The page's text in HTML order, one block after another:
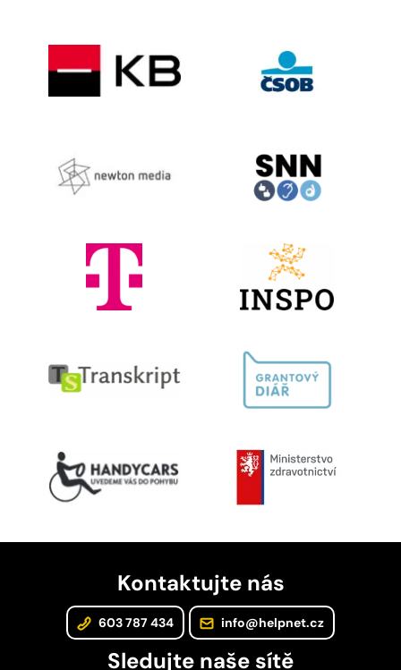
Kontaktujte nás
603 787 434 info@helpnet.cz
Sledujte naše sítě